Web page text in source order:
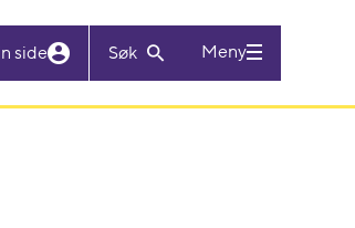
side Søk Meny